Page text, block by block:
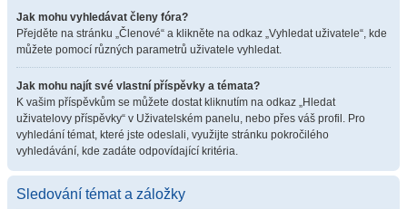
Jak mohu vyhledávat členy fóra?
Přejděte na stránku „Členové“ a klikněte na odkaz „Vyhledat uživatele“, kde
můžete pomocí různých parametrů uživatele vyhledat.
Jak mohu najít své vlastní příspěvky a témata?
K vašim příspěvkům se můžete dostat kliknutím na odkaz „Hledat
uživatelovy příspěvky“ v Uživatelském panelu, nebo přes váš profil. Pro
vyhledání témat, které jste odeslali, využijte stránku pokročilého
vyhledávání, kde zadáte odpovídající kritéria.
Sledování témat a záložky